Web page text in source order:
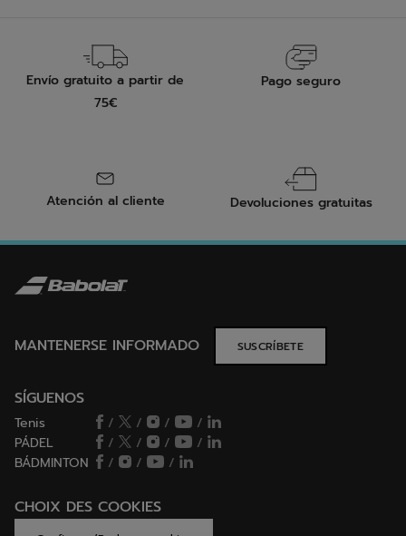
Envío gratuito a partir de
75€
Pago seguro
Atención al cliente Devoluciones gratuitas
MANTENERSE INFORMADO SUSCRÍBETE
SÍGUENOS
Tenis / / /
/
PÁDEL
/ / /
/
BÁDMINTON
/ / /
CHOIX DES COOKIES